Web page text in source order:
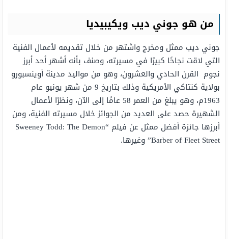
من هو جوني ديب ويكيبيديا
جوني ديب ممثل ومخرج واشتهر من خلال تقديمه لأعمال الفنية
التي لاقت نجاحًا كبيرًا في مسيرته، وصنف بأنه أشهر أحد أبرز
نجوم القرن الحادي والعشرون، وهو من مواليد مدينة أوينسبورو
بولاية كنتاكي الأمريكية وذلك بتاريخ 9 من شهر يونيو عام
1963م، وهو يبلغ من العمر 58 عامًا إلى الآن، ونظرًا لأعمال
الشهيرة حصد على العديد من الجوائز خلال مسيرته الفنية، ومن
أبرزها جائزة أفضل ممثل عن فيلم “Sweeney Todd: The Demon
Barber of Fleet Street” وغيرها.